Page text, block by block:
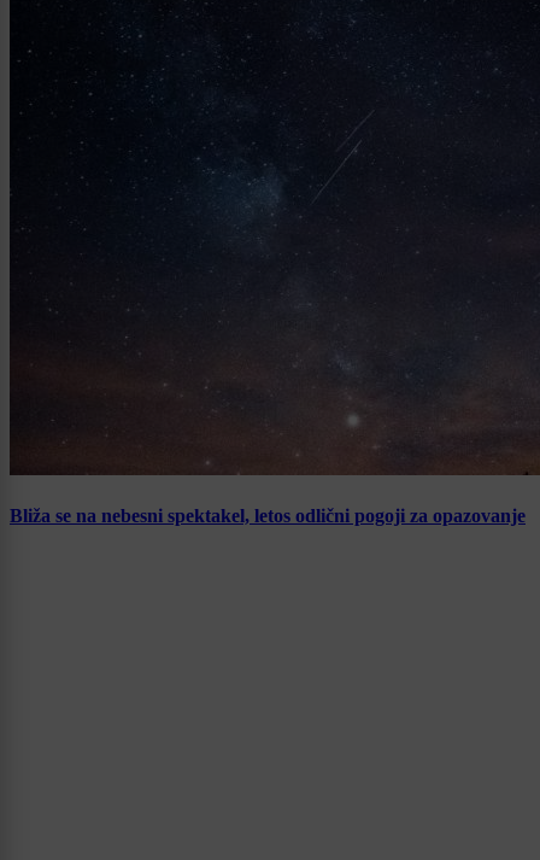
Bliža se na nebesni spektakel, letos odlični pogoji za opazovanje